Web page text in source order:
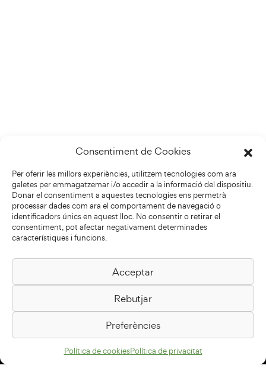
Consentiment de Cookies
Per oferir les millors experiències, utilitzem tecnologies com ara
galetes per emmagatzemar i/o accedir a la informació del dispositiu.
Donar el consentiment a aquestes tecnologies ens permetrà
processar dades com ara el comportament de navegació o
identificadors únics en aquest lloc. No consentir o retirar el
consentiment, pot afectar negativament determinades
característiques i funcions.
Acceptar
Rebutjar
Preferències
Política de cookiesPolítica de privacitat
Biblioteca Pilarin Bayés
Passeig de la Generalitat, 1
08500 Vic